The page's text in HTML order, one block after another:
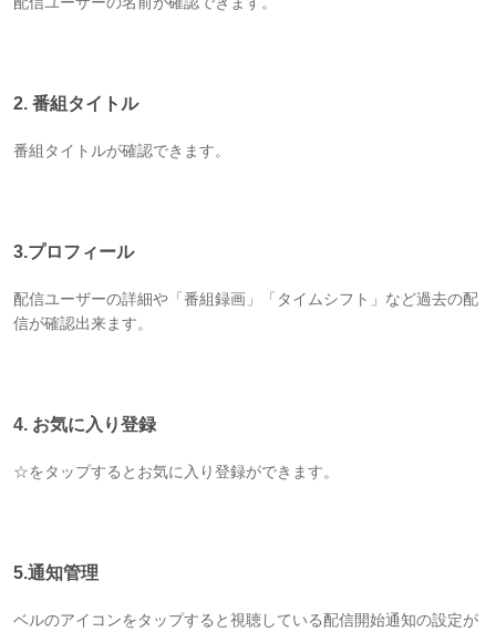
2. 番組タイトル
番組タイトルが確認できます。
3.プロフィール
配信ユーザーの詳細や「番組録画」「タイムシフト」など過去の配
信が確認出来ます。
4. お気に入り登録
☆をタップするとお気に入り登録ができます。
5.通知管理
ベルのアイコンをタップすると視聴している配信開始通知の設定が